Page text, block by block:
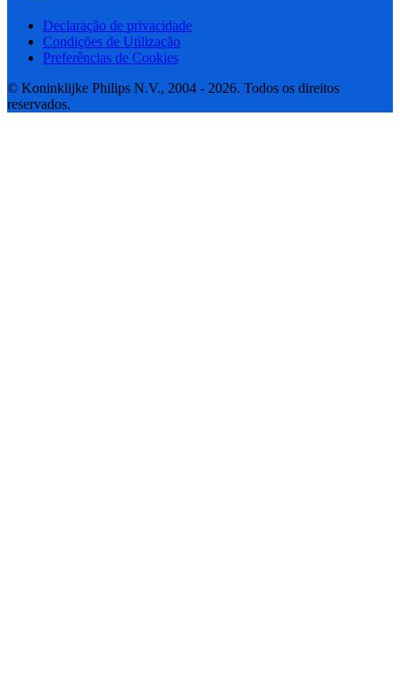
Declaração de privacidade
Condições de Utilização
Preferências de Cookies
© Koninklijke Philips N.V., 2004 - 2026. Todos os direitos
reservados.